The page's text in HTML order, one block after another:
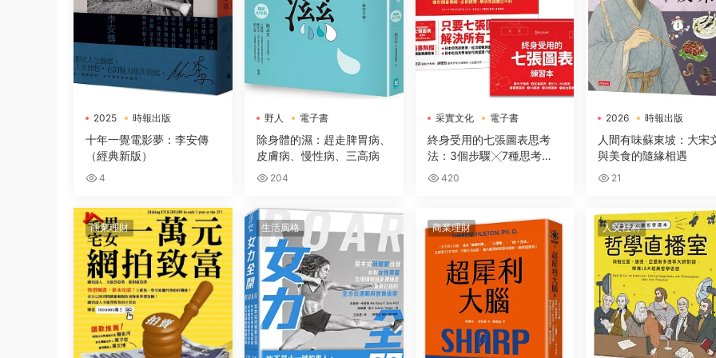
2025
時報出版
十年一覺電影夢：李安傳
（經典新版）
4
野人 電子書
除身體的濕：趕走脾胃病、
皮膚病、慢性病、三高病
204
采實文化 電子書
終身受用的七張圖表思考
法：3個步驟╳7種思考框
架，讓你開會簡報、企劃提
420
2026
時報出版
人間有味蘇東坡：大宋
與美食的隨緣相遇
21
商業理財 生活風格 商業理財 人文社科